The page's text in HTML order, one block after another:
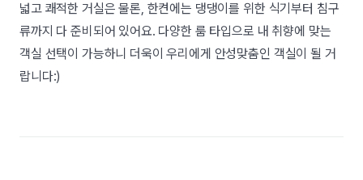
넓고 쾌적한 거실은 물론, 한켠에는 댕댕이를 위한 식기부터 침구
류까지 다 준비되어 있어요. 다양한 룸 타입으로 내 취향에 맞는
객실 선택이 가능하니 더욱이 우리에게 안성맞춤인 객실이 될 거
랍니다:)